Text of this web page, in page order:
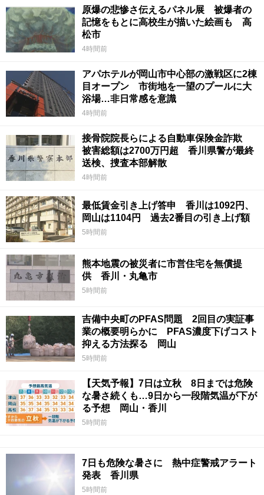
原爆の悲惨さ伝えるパネル展 被爆者の
記憶をもとに高校生が描いた絵画も 高
松市
4時間前
アパホテルが岡山市中心部の激戦区に2棟
目オープン 市街地を一望のプールに大
浴場…非日常感を意識
4時間前
接骨院院長らによる自動車保険金詐欺
被害総額は2700万円超 香川県警が最終
送検、捜査本部解散
4時間前
最低賃金引き上げ答申 香川は1092円、
岡山は1104円 過去2番目の引き上げ額
5時間前
熊本地震の被災者に市営住宅を無償提
供 香川・丸亀市
5時間前
吉備中央町のPFAS問題 2回目の実証事
業の概要明らかに PFAS濃度下げコスト
抑える方法探る 岡山
5時間前
【天気予報】7日は立秋 8日までは危険
な暑さ続くも…9日から一段階気温が下が
る予想 岡山・香川
5時間前
7日も危険な暑さに 熱中症警戒アラート
発表 香川県
5時間前